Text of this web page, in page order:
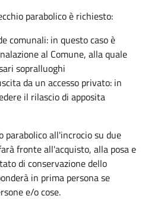
parabolico è richiesto:
comunali: in questo caso è
al Comune, alla quale
sopralluoghi
da un accesso privato: in
il rilascio di apposita
parabolico all'incrocio su due
fronte all'acquisto, alla posa e
di conservazione dello
in prima persona se
e/o cose.